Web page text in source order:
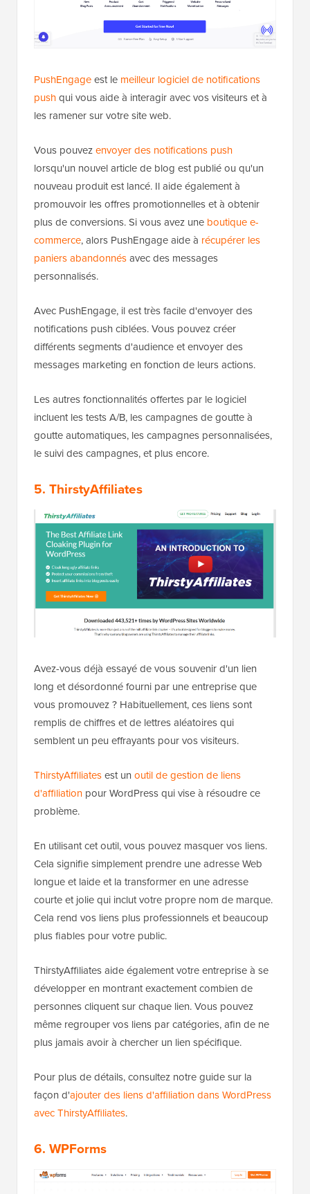
PushEngageest le meilleur logiciel de notifications
pushqui vous aide à interagir avec vos visiteurs et à
les ramener sur votre site web.
Vous pouvezenvoyer des notifications push
lorsqu'un nouvel article de blog est publié ou qu'un
nouveau produit est lancé. Il aide également à
promouvoir les offres promotionnelles et à obtenir
plus de conversions. Si vous avez une boutique e-
commerce, alors PushEngage aide à récupérer les
paniers abandonnésavec des messages
personnalisés.
Avec PushEngage, il est très facile d'envoyer des
notifications push ciblées. Vous pouvez créer
différents segments d'audience et envoyer des
messages marketing en fonction de leurs actions.
Les autres fonctionnalités offertes par le logiciel
incluent les tests A/B, les campagnes de goutte à
goutte automatiques, les campagnes personnalisées,
le suivi des campagnes, et plus encore.
5. ThirstyAffiliates
Avez-vous déjà essayé de vous souvenir d'un lien
long et désordonné fourni par une entreprise que
vous promouvez ? Habituellement, ces liens sont
remplis de chiffres et de lettres aléatoires qui
semblent un peu effrayants pour vos visiteurs.
ThirstyAffiliatesest un outil de gestion de liens
d'affiliation pour WordPress qui vise à résoudre ce
problème.
En utilisant cet outil, vous pouvez masquer vos liens.
Cela signifie simplement prendre une adresse Web
longue et laide et la transformer en une adresse
courte et jolie qui inclut votre propre nom de marque.
Cela rend vos liens plus professionnels et beaucoup
plus fiables pour votre public.
ThirstyAffiliates aide également votre entreprise à se
développer en montrant exactement combien de
personnes cliquent sur chaque lien. Vous pouvez
même regrouper vos liens par catégories, afin de ne
plus jamais avoir à chercher un lien spécifique.
Pour plus de détails, consultez notre guide sur la
façon d'ajouter des liens d'affiliation dans WordPress
avec ThirstyAffiliates.
6. WPForms